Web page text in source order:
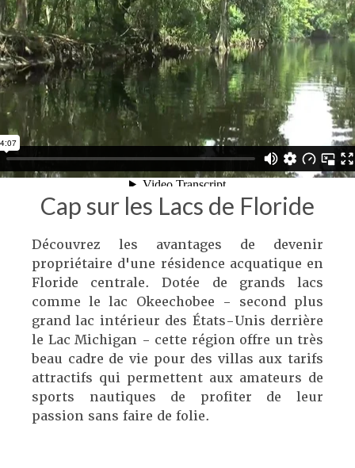
Cap sur les Lacs de Floride
Découvrez les avantages de devenir
propriétaire d'une résidence acquatique en
Floride centrale. Dotée de grands lacs
comme le lac Okeechobee - second plus
grand lac intérieur des États-Unis derrière
le Lac Michigan - cette région offre un très
beau cadre de vie pour des villas aux tarifs
attractifs qui permettent aux amateurs de
sports nautiques de profiter de leur
passion sans faire de folie.